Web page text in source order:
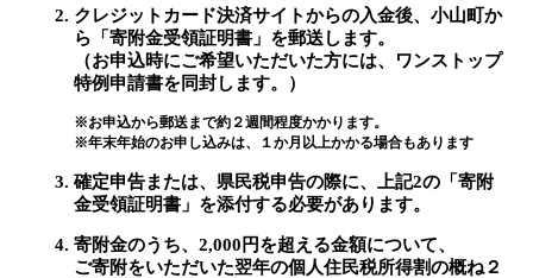
クレジットカード決済サイトからの入金後、小山町か
ら「寄附金受領証明書」を郵送します。
（お申込時にご希望いただいた方には、ワンストップ
特例申請書を同封します。）
※お申込から郵送まで約２週間程度かかります。
※年末年始のお申し込みは、１か月以上かかる場合もあります
確定申告または、県民税申告の際に、上記2の「寄附
金受領証明書」を添付する必要があります。
寄附金のうち、2,000円を超える金額について、
ご寄附をいただいた翌年の個人住民税所得割の概ね２